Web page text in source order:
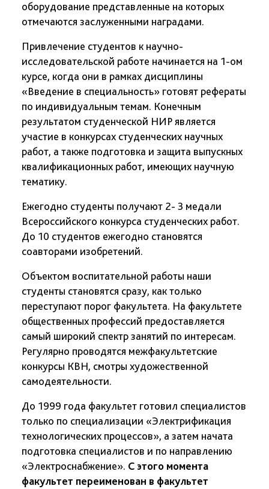
оборудование представленные на которых
отмечаются заслуженными наградами.
Привлечение студентов к научно-
исследовательской работе начинается на 1-ом
курсе, когда они в рамках дисциплины
«Введение в специальность» готовят рефераты
по индивидуальным темам. Конечным
результатом студенческой НИР является
участие в конкурсах студенческих научных
работ, а также подготовка и защита выпускных
квалификационных работ, имеющих научную
тематику.
Ежегодно студенты получают 2- 3 медали
Всероссийского конкурса студенческих работ.
До 10 студентов ежегодно становятся
соавторами изобретений.
Объектом воспитательной работы наши
студенты становятся сразу, как только
переступают порог факультета. На факультете
общественных профессий предоставляется
самый широкий спектр занятий по интересам.
Регулярно проводятся межфакультетские
конкурсы КВН, смотры художественной
самодеятельности.
До 1999 года факультет готовил специалистов
только по специализации «Электрификация
технологических процессов», а затем начата
подготовка специалистов и по направлению
«Электроснабжение». С этого момента
факультет переименован в факультет